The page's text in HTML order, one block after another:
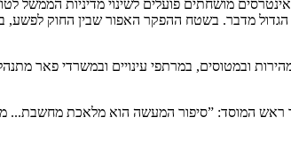
מושחתים פועלים לשינוי מדיניות הממשל
הגדול מדבר. בשטח ההפקר האפור שבין החוק
מהירות ובמטוסים, במרתפי עינויים ובמשרדי
ראש המוסד: ”סיפור המעשה הוא מלאכת מחשבת...